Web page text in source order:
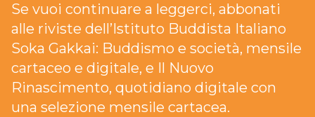
Se vuoi continuare a leggerci, abbonati
alle riviste dell’Istituto Buddista Italiano
Soka Gakkai: Buddismo e società, mensile
cartaceo e digitale, e Il Nuovo
Rinascimento, quotidiano digitale con
una selezione mensile cartacea.